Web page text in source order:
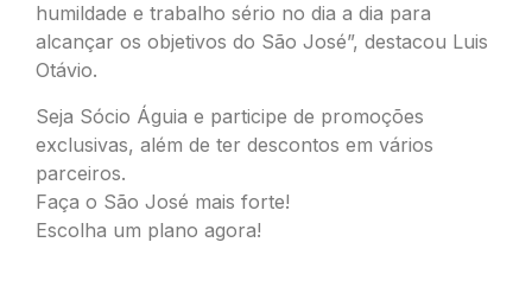
humildade e trabalho sério no dia a dia para
alcançar os objetivos do São José”, destacou Luis
Otávio.
Seja Sócio Águia e participe de promoções
exclusivas, além de ter descontos em vários
parceiros.
Faça o São José mais forte!
Escolha um plano agora!